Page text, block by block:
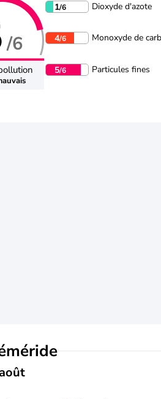
/6
1/6 Dioxyde d'azote
4/6 Monoxyde de
5/6 Particules fines